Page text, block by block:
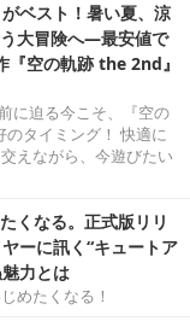
ベスト！暑い夏、涼
う大冒険へ―最安値で
空の軌跡 the 2nd』
に迫る今こそ、『空の
タイミング！ 快適に
えながら、今遊びたい
くなる。正式版リリ
ーに訊く“キュートア
力とは
めたくなる！